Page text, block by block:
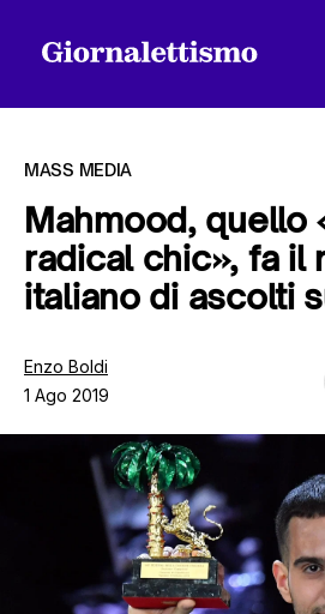
Tutti gli articoli
Chi siamo
Contatti
MASS MEDIA
Mahmood, quello
radical chic», fa il
italiano di ascolti
Enzo Boldi
1 Ago 2019